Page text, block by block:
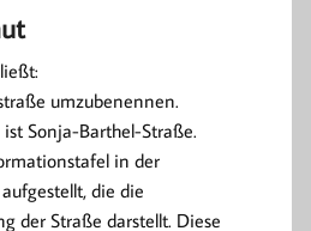
umzubenennen.
Sonja-Barthel-Straße.
in der
die die
der Straße darstellt. Diese